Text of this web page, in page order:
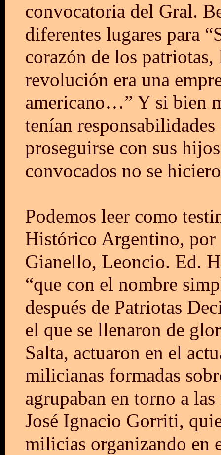
convocatoria del Gral.
diferentes lugares para
corazón de los
revolución era una
americano…” Y si bien
tenían
proseguirse con sus
convocados no se
Podemos leer como
Histórico Argentino,
Gianello, Leoncio. Ed.
“que con el nombre
después de Patriotas
el que se llenaron de
Salta, actuaron en el
milicianas formadas
agrupaban en torno a
José Ignacio Gorriti,
milicias organizando en